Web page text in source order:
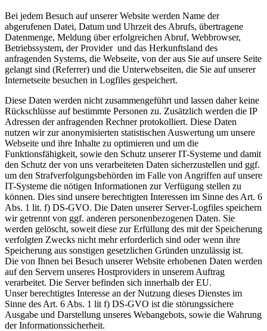
Bei jedem Besuch auf unserer Website werden Name der
abgerufenen Datei, Datum und Uhrzeit des Abrufs, übertragene
Datenmenge, Meldung über erfolgreichen Abruf, Webbrowser,
Betriebssystem, der Provider und das Herkunftsland des
anfragenden Systems, die Webseite, von der aus Sie auf unsere Seite
gelangt sind (Referrer) und die Unterwebseiten, die Sie auf unserer
Internetseite besuchen in Logfiles gespeichert.
Diese Daten werden nicht zusammengeführt und lassen daher keine
Rückschlüsse auf bestimmte Personen zu. Zusätzlich werden die IP
Adressen der anfragenden Rechner protokolliert. Diese Daten
nutzen wir zur anonymisierten statistischen Auswertung um unsere
Webseite und ihre Inhalte zu optimieren und um die
Funktionsfähigkeit, sowie den Schutz unserer IT-Systeme und damit
den Schutz der von uns verarbeiteten Daten sicherzustellen und ggf.
um den Strafverfolgungsbehörden im Falle von Angriffen auf unsere
IT-Systeme die nötigen Informationen zur Verfügung stellen zu
können. Dies sind unsere berechtigten Interessen im Sinne des Art. 6
Abs. 1 lit. f) DS-GVO. Die Daten unserer Server-Logfiles speichern
wir getrennt von ggf. anderen personenbezogenen Daten. Sie
werden gelöscht, soweit diese zur Erfüllung des mit der Speicherung
verfolgten Zwecks nicht mehr erforderlich sind oder wenn ihre
Speicherung aus sonstigen gesetzlichen Gründen unzulässig ist.
Die von Ihnen bei Besuch unserer Website erhobenen Daten werden
auf den Servern unseres Hostproviders in unserem Auftrag
verarbeitet. Die Server befinden sich innerhalb der EU.
Unser berechtigtes Interesse an der Nutzung dieses Dienstes im
Sinne des Art. 6 Abs. 1 lit f) DS-GVO ist die störungssichere
Ausgabe und Darstellung unseres Webangebots, sowie die Wahrung
der Informationssicherheit.